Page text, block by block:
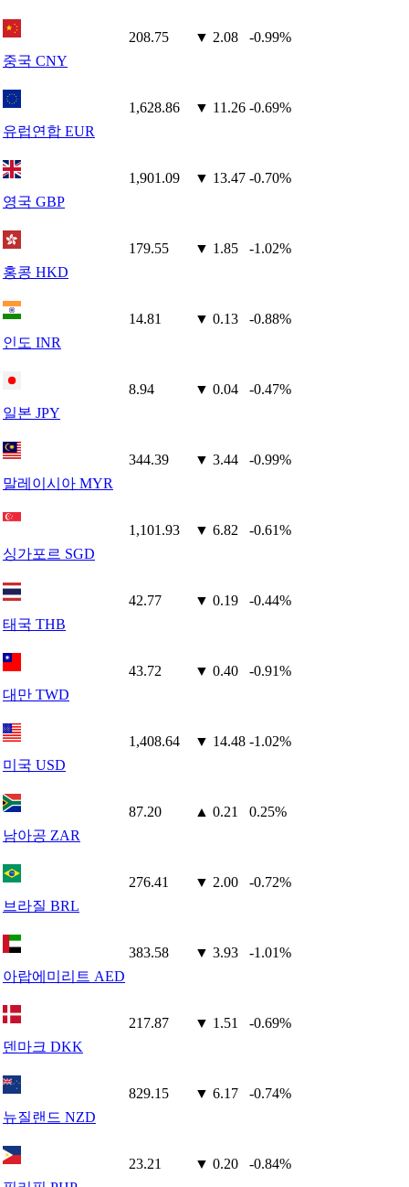
중국 CNY
208.75 ▼ 2.08 -0.99%
유럽연합 EUR
1,628.86 ▼ 11.26 -0.69%
영국 GBP
1,901.09 ▼ 13.47 -0.70%
홍콩 HKD
179.55 ▼ 1.85 -1.02%
인도 INR
14.81 ▼ 0.13 -0.88%
일본 JPY
8.94 ▼ 0.04 -0.47%
말레이시아 MYR
344.39 ▼ 3.44 -0.99%
싱가포르 SGD
1,101.93 ▼ 6.82 -0.61%
태국 THB
42.77 ▼ 0.19 -0.44%
대만 TWD
43.72 ▼ 0.40 -0.91%
미국 USD
1,408.64 ▼ 14.48 -1.02%
남아공 ZAR
87.20 ▲ 0.21 0.25%
브라질 BRL
276.41 ▼ 2.00 -0.72%
아랍에미리트 AED
383.58 ▼ 3.93 -1.01%
덴마크 DKK
217.87 ▼ 1.51 -0.69%
뉴질랜드 NZD
829.15 ▼ 6.17 -0.74%
23.21 ▼ 0.20 -0.84%